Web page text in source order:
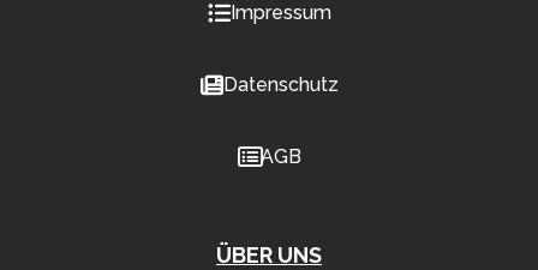
Impressum
Datenschutz
AGB
ÜBER UNS